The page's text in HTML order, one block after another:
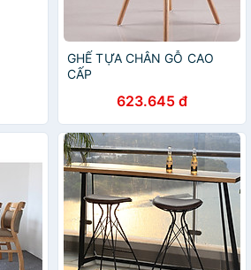
GHẾ TỰA CHÂN GỖ CAO
CẤP
623.645 đ